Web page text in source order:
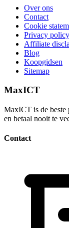
Over ons
Contact
Cookie
Privacy policy
Affiliate
Blog
Koopgidsen
Sitemap
MaxICT
MaxICT is de
en betaal nooit te
Contact